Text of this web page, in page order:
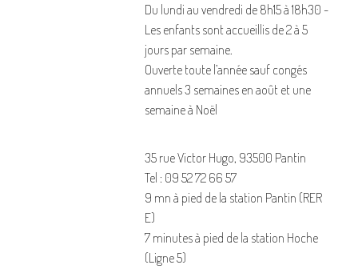
Du lundi au vendredi de 8h15 à 18h30 -
Les enfants sont accueillis de 2 à 5
jours par semaine.
Ouverte toute l’année sauf congés
annuels 3 semaines en août et une
semaine à Noël
35 rue Victor Hugo, 93500 Pantin
Tel : 09 52 72 66 57
9 mn à pied de la station Pantin (RER
E)
7 minutes à pied de la station Hoche
(Ligne 5)